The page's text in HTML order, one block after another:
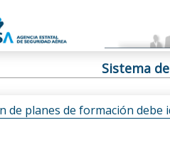
Sistema
de planes de formación